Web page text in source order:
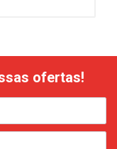
ofertas!